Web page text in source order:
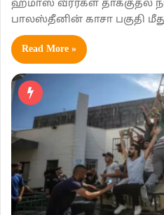
ஹமாஸ் வீரர்கள் தாக்குதல்
பாலஸ்தீனின் காசா பகுதி
Read More »